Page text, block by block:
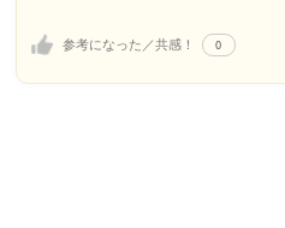
メントがあったのか、詳しく
参考になった／共感！ 0